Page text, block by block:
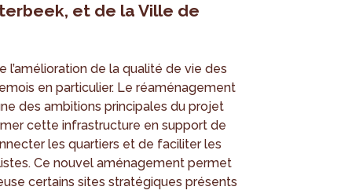
et de la Ville de
l’amélioration de la qualité de vie des
en particulier. Le réaménagement
des ambitions principales du projet
cette infrastructure en support de
les quartiers et de faciliter les
Ce nouvel aménagement permet
certains sites stratégiques présents